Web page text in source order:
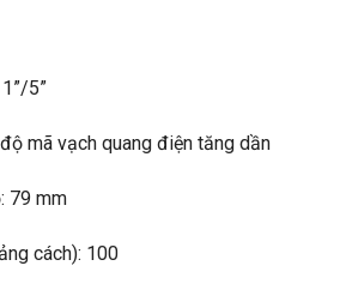
5”
mã vạch quang điện tăng dần
79 mm
cách): 100